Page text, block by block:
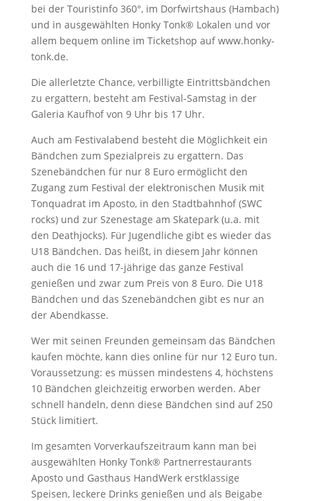
bei der Touristinfo 360°, im Dorfwirtshaus (Hambach)
und in ausgewählten Honky Tonk® Lokalen und vor
allem bequem online im Ticketshop auf www.honky-
tonk.de.
Die allerletzte Chance, verbilligte Eintrittsbändchen
zu ergattern, besteht am Festival-Samstag in der
Galeria Kaufhof von 9 Uhr bis 17 Uhr.
Auch am Festivalabend besteht die Möglichkeit ein
Bändchen zum Spezialpreis zu ergattern. Das
Szenebändchen für nur 8 Euro ermöglicht den
Zugang zum Festival der elektronischen Musik mit
Tonquadrat im Aposto, in den Stadtbahnhof (SWC
rocks) und zur Szenestage am Skatepark (u.a. mit
den Deathjocks). Für Jugendliche gibt es wieder das
U18 Bändchen. Das heißt, in diesem Jahr können
auch die 16 und 17-jährige das ganze Festival
genießen und zwar zum Preis von 8 Euro. Die U18
Bändchen und das Szenebändchen gibt es nur an
der Abendkasse.
Wer mit seinen Freunden gemeinsam das Bändchen
kaufen möchte, kann dies online für nur 12 Euro tun.
Voraussetzung: es müssen mindestens 4, höchstens
10 Bändchen gleichzeitig erworben werden. Aber
schnell handeln, denn diese Bändchen sind auf 250
Stück limitiert.
Im gesamten Vorverkaufszeitraum kann man bei
ausgewählten Honky Tonk® Partnerrestaurants
Aposto und Gasthaus HandWerk erstklassige
Speisen, leckere Drinks genießen und als Beigabe